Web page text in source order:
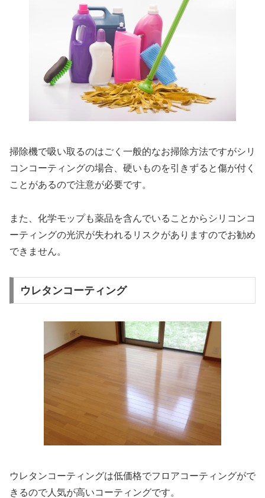
掃除機で吸い取るのはごく一般的なお掃除方法ですがシリ
コンコーティングの場合、硬いものを引きずると傷が付く
ことがあるので注意が必要です。
また、化学モップも薬品を含んでいることからシリコンコ
ーティングの光沢が失われるリスクがありますのでお勧め
できません。
ウレタンコーティング
ウレタンコーティングは低価格でフロアコーティングがで
きるので人気が高いコーティングです。